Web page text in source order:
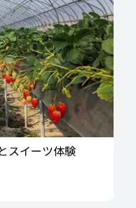
スイーツ体験